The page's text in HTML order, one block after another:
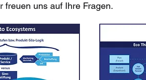
freuen uns auf Ihre Fragen.